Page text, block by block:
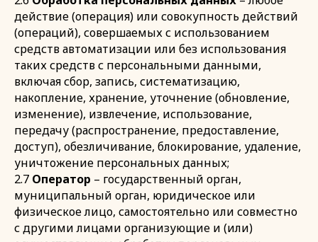
действие (операция) или совокупность действий
(операций), совершаемых с использованием
средств автоматизации или без использования
таких средств с персональными данными,
включая сбор, запись, систематизацию,
накопление, хранение, уточнение (обновление,
изменение), извлечение, использование,
передачу (распространение, предоставление,
доступ), обезличивание, блокирование, удаление,
уничтожение персональных данных;
2.7 Оператор – государственный орган,
муниципальный орган, юридическое или
физическое лицо, самостоятельно или совместно
с другими лицами организующие и (или)